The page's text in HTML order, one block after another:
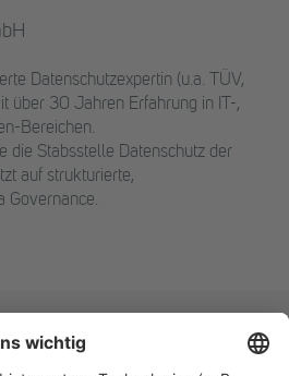
Datenschutzexpertin (u.a. TÜV,
über 30 Jahren Erfahrung in IT-,
Bereichen.
die Stabsstelle Datenschutz der
auf strukturierte,
Governance.